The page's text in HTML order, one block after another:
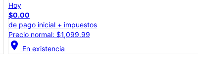
Hoy
$0.00
de pago inicial + impuestos
Precio total: $599.99
location_on En existencia